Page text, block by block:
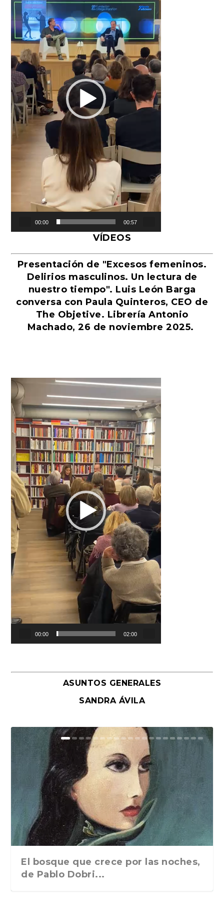
00:00 00:57
VÍDEOS
Presentación de "Excesos femeninos.
Delirios masculinos. Un lectura de
nuestro tiempo". Luis León Barga
conversa con Paula Quinteros, CEO de
The Objetive. Librería Antonio
Machado, 26 de noviembre 2025.
Reproductor
de
vídeo
00:00 02:00
ASUNTOS GENERALES
SANDRA ÁVILA
El bosque que crece por las noches,
de Pablo Dobri...